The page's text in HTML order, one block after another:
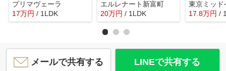
プリマヴェーラ
17万円 / 1LDK
エルレナート新富町
20万円 / 1LDK
東京ミッド
17.8万円 /
メールで共有する LINEで共有する